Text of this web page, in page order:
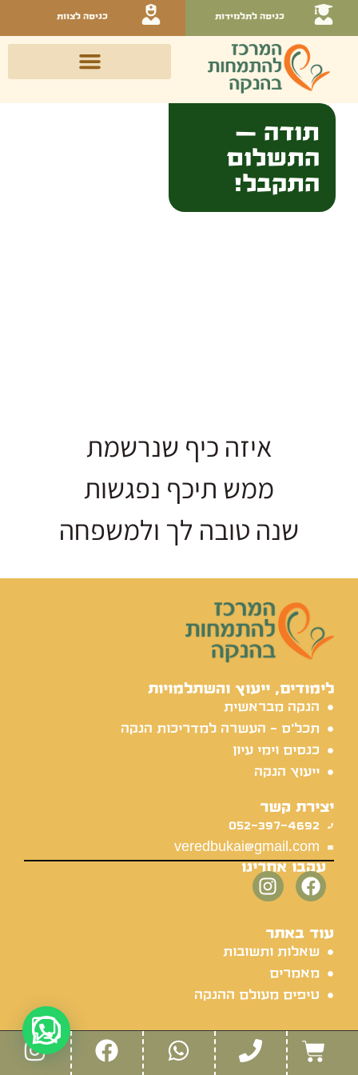
כניסה לתלמידות כניסה לצוות
תודה –
התשלום
התקבל!
איזה כיף שנרשמת
ממש תיכף נפגשות
שנה טובה לך ולמשפחה
לימודים, ייעוץ והשתלמויות
הנקה מבראשית
תכל'ס - העשרה למדריכות הנקה
כנסים וימי עיון
ייעוץ הנקה
יצירת קשר
052-397-4692
veredbukai@gmail.com
עקבו אחרינו
עוד באתר
שאלות ותשובות
מאמרים
טיפים מעולם ההנקה